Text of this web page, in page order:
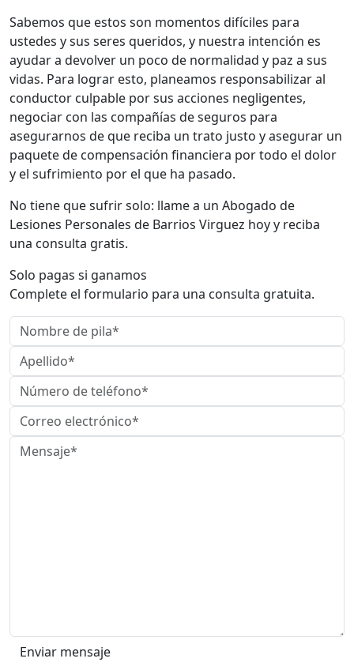
Sabemos que estos son momentos difíciles para
ustedes y sus seres queridos, y nuestra intención es
ayudar a devolver un poco de normalidad y paz a sus
vidas. Para lograr esto, planeamos responsabilizar al
conductor culpable por sus acciones negligentes,
negociar con las compañías de seguros para
asegurarnos de que reciba un trato justo y asegurar un
paquete de compensación financiera por todo el dolor
y el sufrimiento por el que ha pasado.
No tiene que sufrir solo: llame a un Abogado de
Lesiones Personales de Barrios Virguez hoy y reciba
una consulta gratis.
Solo pagas si ganamos
Complete el formulario para una consulta gratuita.